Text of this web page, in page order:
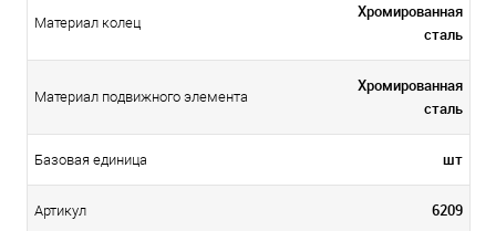
Материал колец
Хромированная
сталь
Материал подвижного элемента
Хромированная
сталь
Базовая единица шт
Артикул 6209